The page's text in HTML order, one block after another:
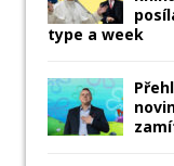
type a week